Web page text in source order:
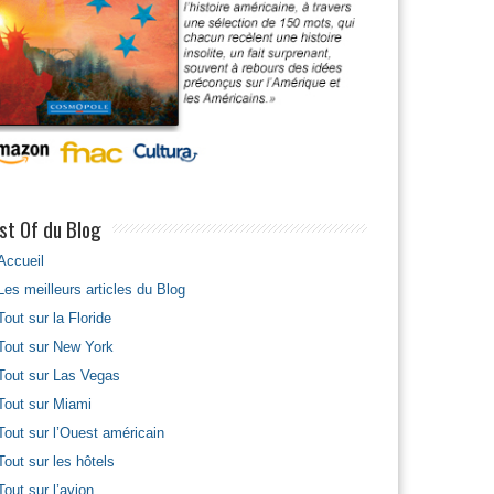
Of du Blog
meilleurs articles du Blog
sur la Floride
sur New York
sur Las Vegas
sur Miami
sur l’Ouest américain
sur les hôtels
sur l’avion